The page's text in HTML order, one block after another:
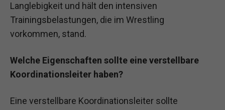
Langlebigkeit und hält den intensiven
Trainingsbelastungen, die im Wrestling
vorkommen, stand.
Welche Eigenschaften sollte eine verstellbare
Koordinationsleiter haben?
Eine verstellbare Koordinationsleiter sollte